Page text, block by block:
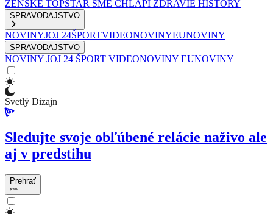
ŽENSKÉ TOPSTAR SME CHLAPI ZDRAVIE HISTORY
SPRAVODAJSTVO
NOVINYJOJ 24ŠPORTVIDEONOVINYEUNOVINY
SPRAVODAJSTVO
NOVINY JOJ 24 ŠPORT VIDEONOVINY EUNOVINY
Svetlý Dizajn
Sledujte svoje obľúbené relácie naživo ale
aj v predstihu
Prehrať